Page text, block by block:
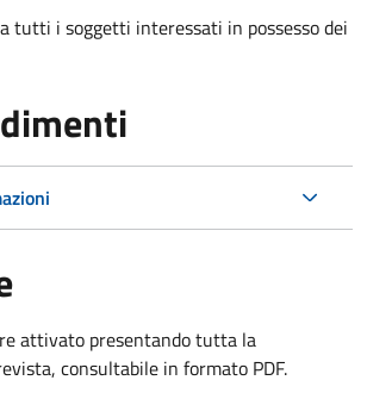
tutti i soggetti interessati in possesso dei
attivato presentando tutta la
consultabile in formato PDF.